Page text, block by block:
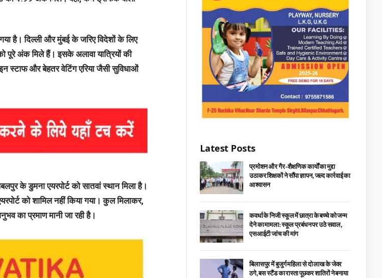
है। दिल्ली और मुंबई के जरिए विदेशों के लिए
पूरे अंक मिले हैं। इसके अलावा यात्रियों की
स्टाफ और बेहतर वेटिंग एरिया जैसी सुविधाओं
के डुमना एयरपोर्ट को सातवां स्थान मिला है।
को शामिल नहीं किया गया। कुल मिलाकर,
का प्रमाण मानी जा रही है।
Latest Posts
प्रमोशन और गैर-शैक्षणिक कार्यों का मुद्दा
उठाकर शिक्षकों ने सौंपा ज्ञापन, जल्द कार्रवाई का
आश्वासन
कवर्धा के निजी स्कूल में छात्रा के बच्चे को जन्म
देने का मामला: स्कूल प्रबंधन पर उठे सवाल,
एसआईटी जांच की मांग
बिलासपुर में बुजुर्ग महिला से दो लाख के जेवर
ठगे, बस स्टैंड का रास्ता पूछकर शातिरों ने बनाया